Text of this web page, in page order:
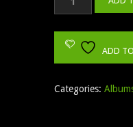
Album
quantity
ADD
Categories: